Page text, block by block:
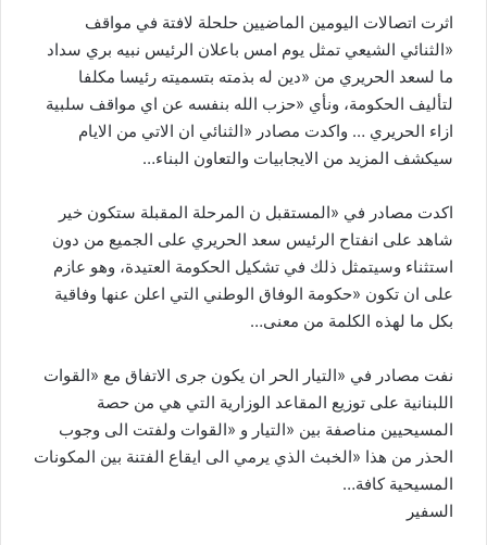
اثرت اتصالات اليومين الماضيين حلحلة لافتة في مواقف
«الثنائي الشيعي تمثل يوم امس باعلان الرئيس نبيه بري سداد
ما لسعد الحريري من «دين له بذمته بتسميته رئيسا مكلفا
لتأليف الحكومة، ونأي «حزب الله بنفسه عن اي مواقف سلبية
ازاء الحريري … واكدت مصادر «الثنائي ان الاتي من الايام
سيكشف المزيد من الايجابيات والتعاون البناء…
اكدت مصادر في «المستقبل ن المرحلة المقبلة ستكون خير
شاهد على انفتاح الرئيس سعد الحريري على الجميع من دون
استثناء وسيتمثل ذلك في تشكيل الحكومة العتيدة، وهو عازم
على ان تكون «حكومة الوفاق الوطني التي اعلن عنها وفاقية
بكل ما لهذه الكلمة من معنى…
نفت مصادر في «التيار الحر ان يكون جرى الاتفاق مع «القوات
اللبنانية على توزيع المقاعد الوزارية التي هي من حصة
المسيحيين مناصفة بين «التيار و «القوات ولفتت الى وجوب
الحذر من هذا «الخبث الذي يرمي الى ايقاع الفتنة بين المكونات
المسيحية كافة…
السفير